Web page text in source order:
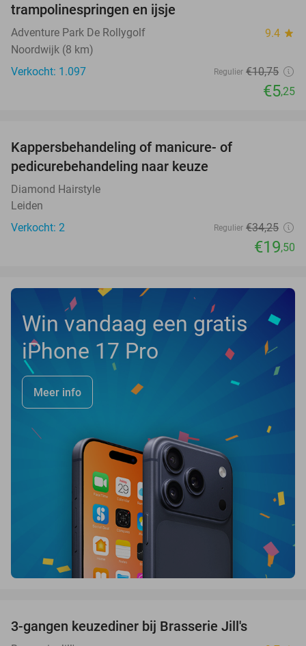
trampolinespringen en ijsje
Adventure Park De Rollygolf 9.4 star
Noordwijk (8 km)
Verkocht: 1.097
Regulier €10,75
€5,25
NEW
TODAY
Kappersbehandeling of manicure- of
pedicurebehandeling naar keuze
Diamond Hairstyle
Leiden
Verkocht: 2
Regulier €34,25
€19,50
Win vandaag een gratis
iPhone 17 Pro
Meer info
3-gangen keuzediner bij Brasserie Jill's